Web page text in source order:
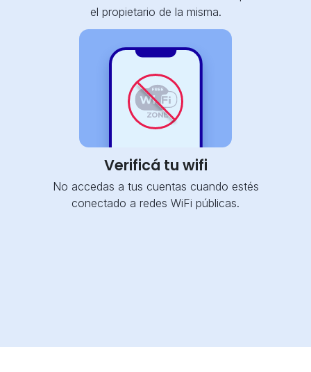
el propietario de la misma.
Verificá tu wifi
No accedas a tus cuentas cuando estés
conectado a redes WiFi públicas.